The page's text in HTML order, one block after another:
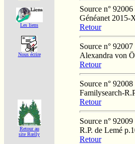
Les liens
Nous écrire
Retour au
site Rœlly
Source n° 92006
Généanet 2015-
Retour
Source n° 92007
Alexandra von
Retour
Source n° 92008
Familysearch-
Retour
Source n° 92009
R.P. de Lemé
Retour